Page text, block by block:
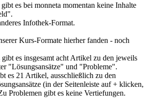
es bei monneta momentan keine Inhalte
Infothek-Format.
Kurs-Formate hierher fanden - noch
gibt es insgesamt acht Artikel zu den jeweils
"Lösungsansätze" und "Probleme".
es 21 Artikel, ausschließlich zu den
(in der Seitenleiste auf + klicken,
Problemen gibt es keine Vertiefungen.